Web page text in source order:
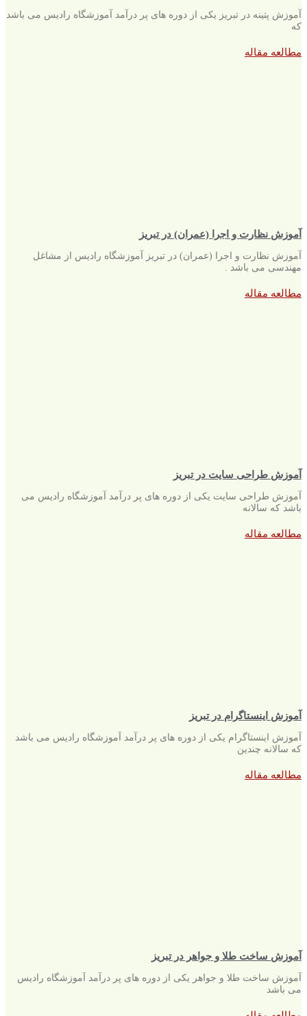
آموزش پتینه در تبریز یکی از دوره های پر درآمد آموزشگاه رادیس می باشد
که
مطالعه مقاله
آموزش نظارت و اجرا (عمران) در تبریز
آموزش نظارت و اجرا (عمران) در تبریز آموزشگاه رادیس از مشاغل
مهندسی می باشد .
مطالعه مقاله
آموزش طراحی سایت در تبریز
آموزش طراحی سایت یکی از دوره های پر درآمد آموزشگاه رادیس می
باشد که سالانه
مطالعه مقاله
آموزش اینستاگرام در تبریز
آموزش اینستاگرام یکی از دوره های پر درآمد آموزشگاه رادیس می باشد
که سالانه چندین
مطالعه مقاله
آموزش ساخت طلا و جواهر در تبریز
آموزش ساخت طلا و جواهر یکی از دوره های پر درآمد آموزشگاه رادیس
می باشد